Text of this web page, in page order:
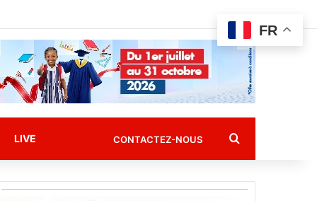
LIVE CONTACTEZ-NOUS Rechercher
FR